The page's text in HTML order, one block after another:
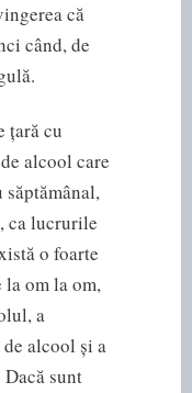
că
când, de
țară cu
alcool care
ca lucrurile
o foarte
om la om,
a
alcool și a
sunt